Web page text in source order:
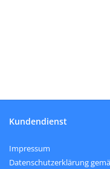
Kundendienst
Impressum
Datenschutzerklärung